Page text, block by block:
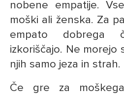
nobene empatije.
moški ali ženska. Za
empato dobrega
izkoriščajo. Ne morejo
njih samo jeza in strah.
Če gre za